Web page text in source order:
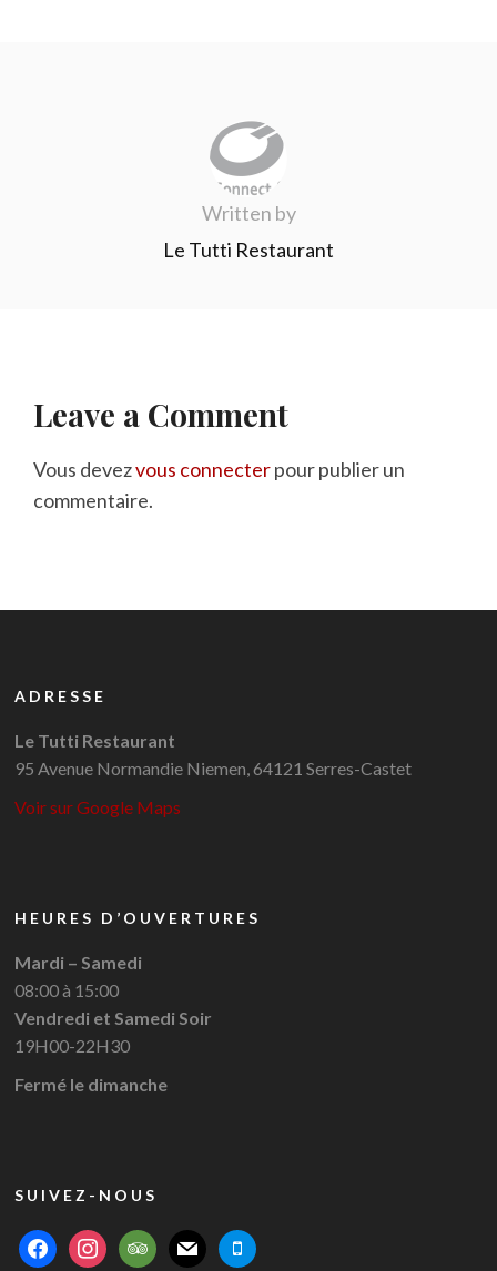
Written by
Le Tutti Restaurant
Leave a Comment
Vous devezvous connecterpour publier un
commentaire.
ADRESSE
Le Tutti Restaurant
95 Avenue Normandie Niemen, 64121 Serres-Castet
Voir sur Google Maps
HEURES D’OUVERTURES
Mardi – Samedi
08:00 à 15:00
Vendredi et Samedi Soir
19H00-22H30
Fermé le dimanche
SUIVEZ-NOUS
facebookinstagramtripadvisor
mail mobile